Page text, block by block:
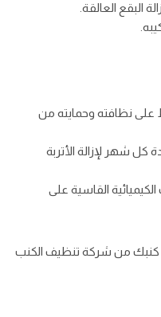
البقع العالقة.
على نظافته وحمايته من
كل شهر لإزالة الأتربة
القاسية على
كنبك من شركة تنظيف الكنب